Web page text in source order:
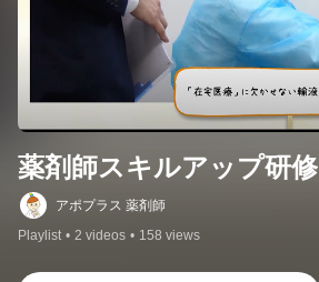
薬剤師スキルアップ研修
アポプラス 薬剤師
Playlist • 2 videos • 158 views